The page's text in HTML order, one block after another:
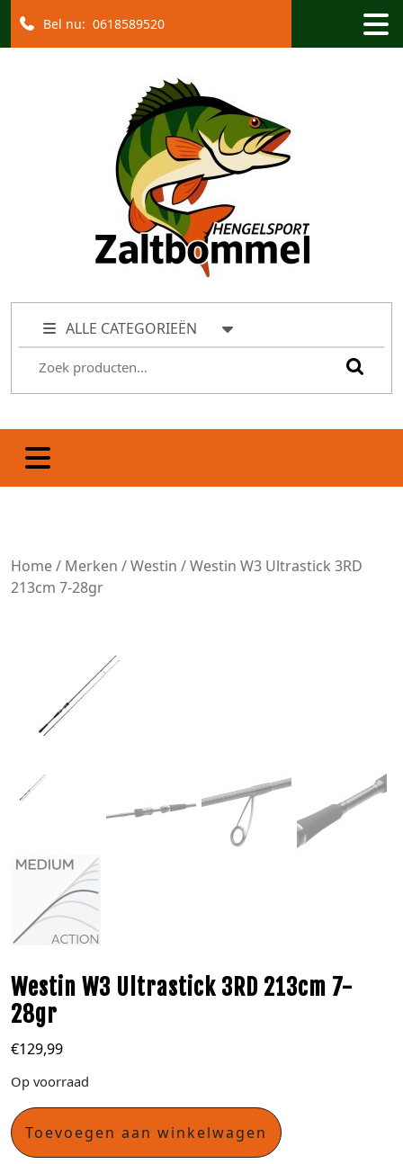
Bel nu: 0618589520
ALLE CATEGORIEËN
Home/ Merken /Westin / Westin W3 Ultrastick 3RD
213cm 7-28gr
Westin W3 Ultrastick 3RD 213cm 7-
28gr
€129,99
Op voorraad
Toevoegen aan winkelwagen